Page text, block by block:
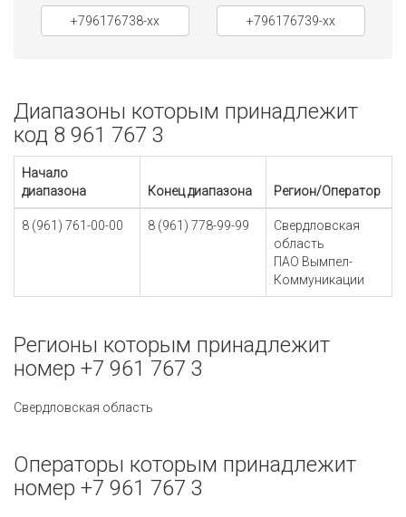
+796176738-xx +796176739-xx
Диапазоны которым принадлежит
код 8 961 767 3
Начало
диапазона
Конец диапазона Регион/Оператор
8 (961) 761-00-00 8 (961) 778-99-99
Свердловская
область
ПАО Вымпел-
Коммуникации
Регионы которым принадлежит
номер +7 961 767 3
Свердловская область
Операторы которым принадлежит
номер +7 961 767 3